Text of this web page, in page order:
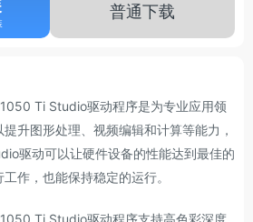
普通下载
Ti Studio驱动程序是为专业应用领
升图形处理、视频编辑和计算等能力，
驱动可以让硬件设备的性能达到最佳的
作，也能保持稳定的运行。
Ti Studio驱动程序支持高色彩深度